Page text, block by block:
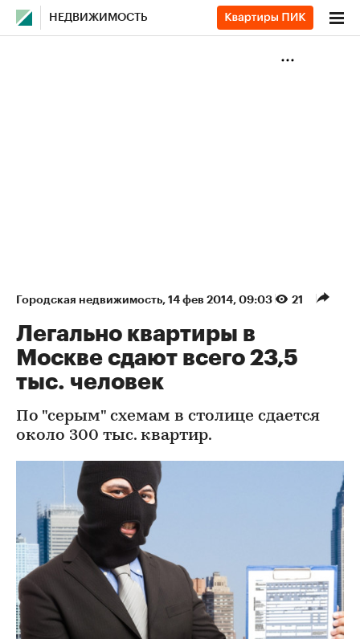
НЕДВИЖИМОСТЬ
Городская недвижимость⁠, 14 фев 2014, 09:03 21
Легально квартиры в
Москве сдают всего 23,5
тыс. человек
По "серым" схемам в столице сдается
около 300 тыс. квартир.